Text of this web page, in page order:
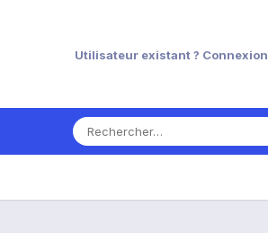
Utilisateur existant ? Connexion